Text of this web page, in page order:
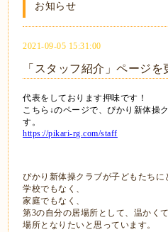
お知らせ
2021-09-05 15:31:00
「スタッフ紹介」ページを
代表をしております押味です！
こちら↓のページで、ぴかり新体操
す。
https://pikari-rg.com/staff
ぴかり新体操クラブが子どもたちに
学校でもなく、
家庭でもなく、
第3の自分の居場所として、温かく
場所となりたいと思っています。